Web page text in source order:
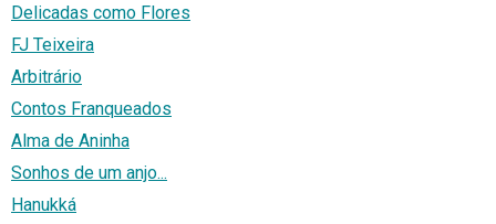
Delicadas como Flores
FJ Teixeira
Arbitrário
Contos Franqueados
Alma de Aninha
Sonhos de um anjo...
Hanukká